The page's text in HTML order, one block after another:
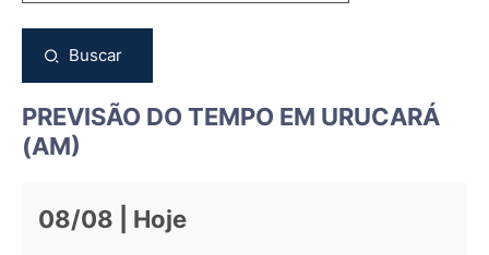
Buscar
PREVISÃO DO TEMPO EM URUCARÁ
(AM)
08/08 | Hoje